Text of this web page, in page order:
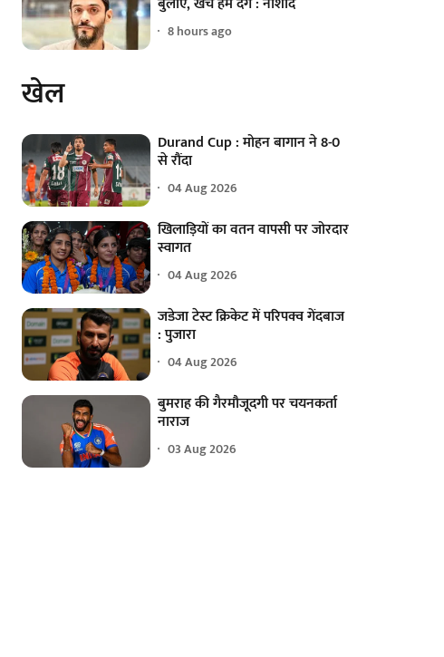
8 hours ago
खेल
Durand Cup : मोहन बागान ने 8-0
से रौंदा
04 Aug 2026
खिलाड़ियों का वतन वापसी पर जोरदार
स्वागत
04 Aug 2026
जडेजा टेस्ट क्रिकेट में परिपक्व गेंदबाज
: पुजारा
04 Aug 2026
बुमराह की गैरमौजूदगी पर चयनकर्ता
नाराज
03 Aug 2026